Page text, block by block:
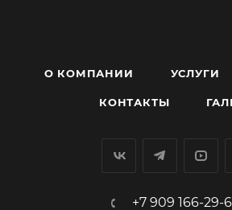
О КОМПАНИИ УСЛУГИ
КОНТАКТЫ
+7 909 166-29-